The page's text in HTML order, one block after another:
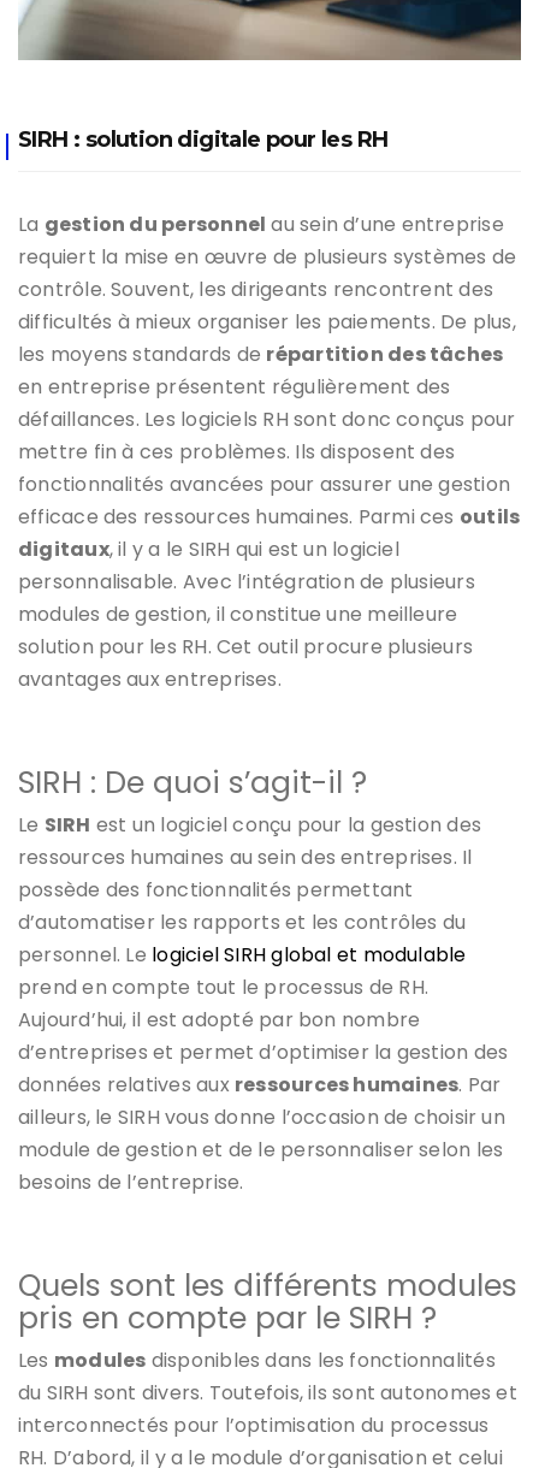
SIRH : solution digitale pour les RH
La gestion du personnel au sein d’une entreprise
requiert la mise en œuvre de plusieurs systèmes de
contrôle. Souvent, les dirigeants rencontrent des
difficultés à mieux organiser les paiements. De plus,
les moyens standards de répartition des tâches
en entreprise présentent régulièrement des
défaillances. Les logiciels RH sont donc conçus pour
mettre fin à ces problèmes. Ils disposent des
fonctionnalités avancées pour assurer une gestion
efficace des ressources humaines. Parmi ces outils
digitaux, il y a le SIRH qui est un logiciel
personnalisable. Avec l’intégration de plusieurs
modules de gestion, il constitue une meilleure
solution pour les RH. Cet outil procure plusieurs
avantages aux entreprises.
SIRH : De quoi s’agit-il ?
Le SIRH est un logiciel conçu pour la gestion des
ressources humaines au sein des entreprises. Il
possède des fonctionnalités permettant
d’automatiser les rapports et les contrôles du
personnel. Le logiciel SIRH global et modulable
prend en compte tout le processus de RH.
Aujourd’hui, il est adopté par bon nombre
d’entreprises et permet d’optimiser la gestion des
données relatives aux ressources humaines. Par
ailleurs, le SIRH vous donne l’occasion de choisir un
module de gestion et de le personnaliser selon les
besoins de l’entreprise.
Quels sont les différents modules
pris en compte par le SIRH ?
Les modules disponibles dans les fonctionnalités
du SIRH sont divers. Toutefois, ils sont autonomes et
interconnectés pour l’optimisation du processus
RH. D’abord, il y a le module d’organisation et celui